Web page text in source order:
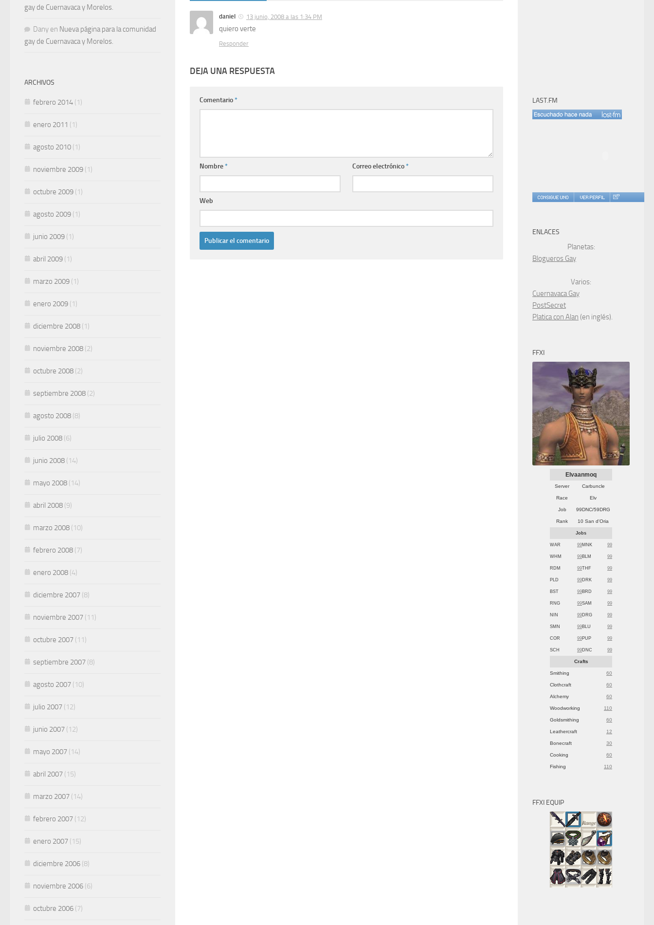
daniel 13 junio, 2008 a las 1:34 PM
quiero verte
Responder
DEJA UNA RESPUESTA
Comentario*
Nombre* Correo electrónico*
Web
gay de Cuernavaca y Morelos.
Dany en Nueva página para la comunidad
gay de Cuernavaca y Morelos.
ARCHIVOS
febrero 2014 (1)
enero 2011 (1)
agosto 2010 (1)
noviembre 2009 (1)
octubre 2009 (1)
agosto 2009 (1)
junio 2009 (1)
abril 2009 (1)
marzo 2009 (1)
enero 2009 (1)
diciembre 2008 (1)
noviembre 2008 (2)
octubre 2008 (2)
septiembre 2008 (2)
agosto 2008 (8)
julio 2008 (6)
junio 2008 (14)
mayo 2008 (14)
abril 2008 (9)
marzo 2008 (10)
febrero 2008 (7)
enero 2008 (4)
diciembre 2007 (8)
noviembre 2007 (11)
octubre 2007 (11)
septiembre 2007 (8)
agosto 2007 (10)
julio 2007 (12)
junio 2007 (12)
mayo 2007 (14)
abril 2007 (15)
marzo 2007 (14)
febrero 2007 (12)
enero 2007 (15)
diciembre 2006 (8)
noviembre 2006 (6)
octubre 2006 (7)
LAST.FM
ENLACES
Planetas:
Blogueros Gay
Varios:
Cuernavaca Gay
PostSecret
Platica con Alan (en inglés).
FFXI
Elvaanmoq
Server Carbuncle
Race Elv
Job 99DNC/59DRG
Rank 10 San d'Oria
Jobs
WAR 99MNK 99
WHM 99BLM 99
RDM 99THF 99
PLD 99DRK 99
BST 99BRD 99
RNG 99SAM 99
NIN 99DRG 99
SMN 99BLU 99
COR 99PUP 99
SCH 99DNC 99
Crafts
Smithing 60
Clothcraft 60
Alchemy 60
Woodworking 110
Goldsmithing 60
Leathercraft 12
Bonecraft 30
Cooking 60
Fishing 110
FFXI EQUIP